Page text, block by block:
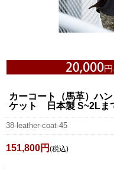
カーコート（馬革）ハ
ケット 日本製 S~2Lま
38-leather-coat-45
151,800円 (税込)